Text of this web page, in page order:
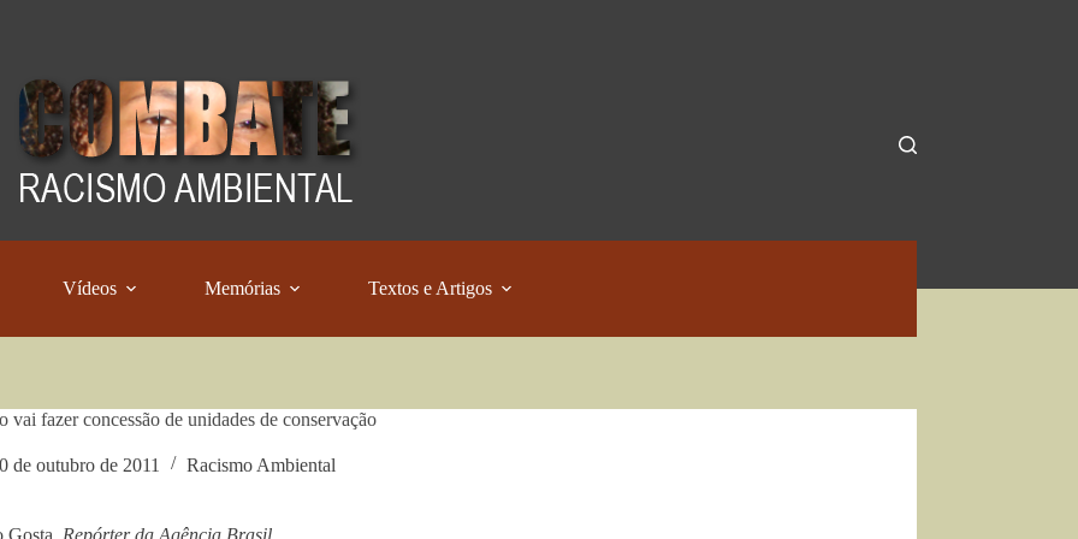
Vídeos Memórias Textos e Artigos
vai fazer concessão de unidades de conservação
de outubro de 2011 Racismo Ambiental
Gosta , Repórter da Agência Brasil